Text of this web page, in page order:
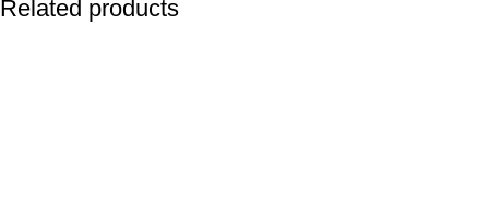
Related products